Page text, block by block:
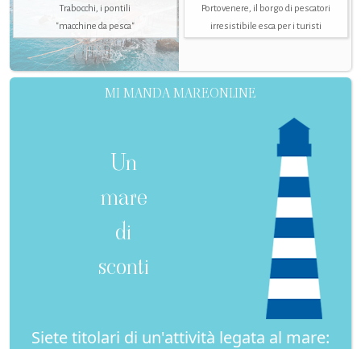
Trabocchi, i pontili
"macchine da pesca"
Portovenere, il borgo di pescatori
irresistibile esca per i turisti
MI MANDA MAREONLINE
Un
mare
di
sconti
Siete titolari di un'attività legata al mare: